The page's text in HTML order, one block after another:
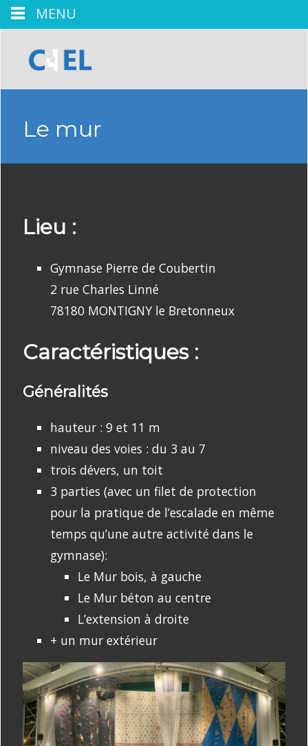
Le mur
Lieu :
Gymnase Pierre de Coubertin
2 rue Charles Linné
78180 MONTIGNY le Bretonneux
Caractéristiques :
Généralités
hauteur : 9 et 11 m
niveau des voies : du 3 au 7
trois dévers, un toit
3 parties (avec un filet de protection
pour la pratique de l’escalade en même
temps qu’une autre activité dans le
gymnase):
Le Mur bois, à gauche
Le Mur béton au centre
L’extension à droite
+ un mur extérieur
MENU